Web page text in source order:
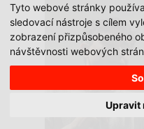
Tyto webové stránky
sledovací nástroje s cílem
zobrazení přizpůsobeného
návštěvnosti webových
Upravit